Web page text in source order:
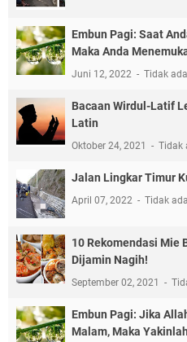
Embun Pagi: Saat
Maka Anda
Juni 12, 2022 Tidak
Bacaan Wirdul-Latif
Latin
Oktober 24, 2021 Tidak
Jalan Lingkar Timur
April 07, 2022 Tidak
10 Rekomendasi Mie
Dijamin Nagih!
September 02, 2021
Embun Pagi: Jika
Malam, Maka